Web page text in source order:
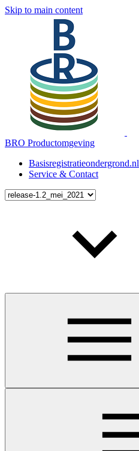
Skip to main content
BRO Productomgeving
Basisregistratieondergrond.nl
Service & Contact